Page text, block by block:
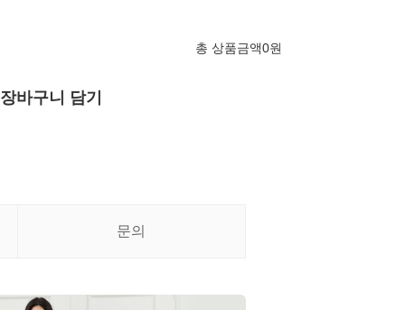
총 상품금액0원
장바구니 담기
문의